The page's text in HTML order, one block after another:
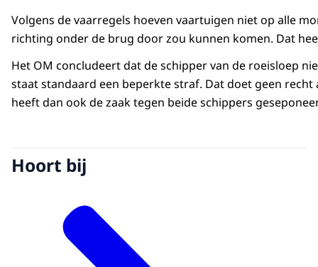
Volgens de vaarregels hoeven vaartuigen niet op alle
richting onder de brug door zou kunnen komen. Dat
Het OM concludeert dat de schipper van de roeisloep
staat standaard een beperkte straf. Dat doet geen
heeft dan ook de zaak tegen beide schippers
Hoort bij